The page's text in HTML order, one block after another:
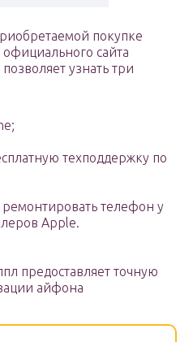
покупке
сайта
узнать три
техподдержку по
телефон у
Apple.
предоставляет точную
айфона